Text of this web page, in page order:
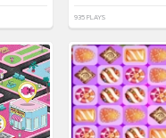
935 PLAYS